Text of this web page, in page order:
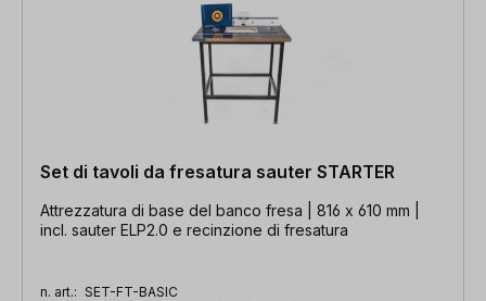
Set di tavoli da fresatura sauter STARTER
Attrezzatura di base del banco fresa | 816 x 610 mm |
incl. sauter ELP2.0 e recinzione di fresatura
n. art.: SET-FT-BASIC